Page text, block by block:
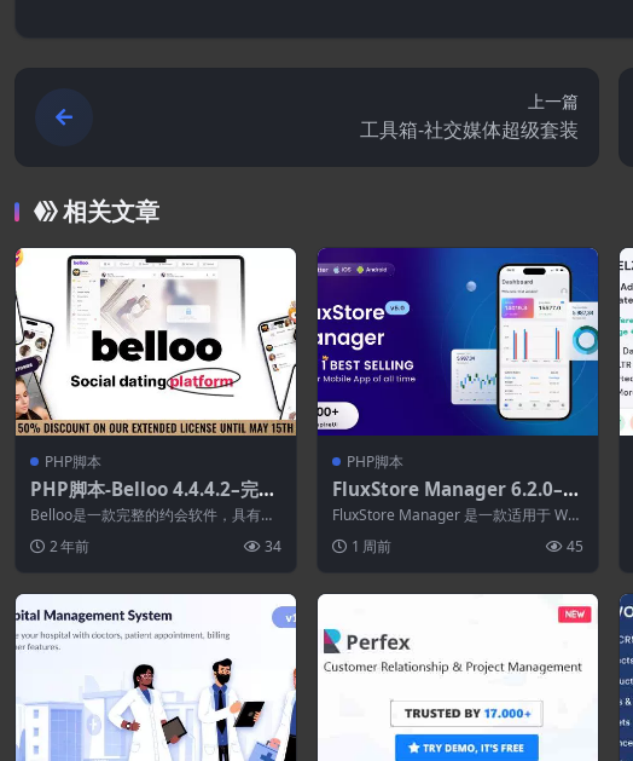
上一篇
工具箱-社交媒体超级套装
相关文章
PHP脚本
PHP脚本-Belloo 4.4.4.2–完整
的高级约会软件
Belloo是一款完整的约会软件，具有令
2 年前 34
PHP脚本
FluxStore Manager 6.2.0–V
endor and Admin Flutter A
pp for Woocommerce
FluxStore Manager 是一款适用于 Wo
1 周前 45